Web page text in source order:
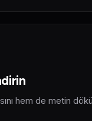
hem de metin